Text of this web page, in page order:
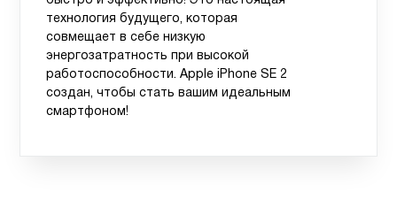
технология будущего, которая
совмещает в себе низкую
энергозатратность при высокой
работоспособности. Apple iPhone SE 2
создан, чтобы стать вашим идеальным
смартфоном!